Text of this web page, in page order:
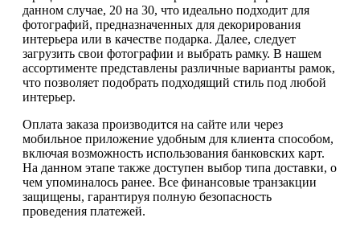
данном случае, 20 на 30, что идеально подходит для
фотографий, предназначенных для декорирования
интерьера или в качестве подарка. Далее, следует
загрузить свои фотографии и выбрать рамку. В нашем
ассортименте представлены различные варианты рамок,
что позволяет подобрать подходящий стиль под любой
интерьер.
Оплата заказа производится на сайте или через
мобильное приложение удобным для клиента способом,
включая возможность использования банковских карт.
На данном этапе также доступен выбор типа доставки, о
чем упоминалось ранее. Все финансовые транзакции
защищены, гарантируя полную безопасность
проведения платежей.